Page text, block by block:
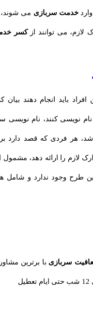
خدمت سربازیمی شوند، در
می توانند ازکسر خدمت
انجام دهند بیان کرد:
کنند، نام نویسی سال
فردی که قصد دارد برای
را ارائه دهد، مشمول این
وجود ندارد و شامل همه
سربازیبا برترین مشاوران